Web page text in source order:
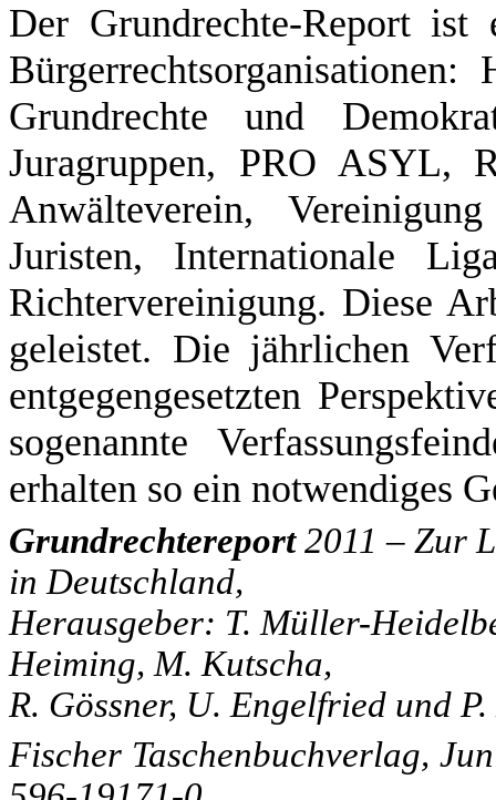
Der Grundrechte-Report ist
Grundrechte und
Juragruppen, PRO ASYL,
Anwälteverein,
Juristen, Internationale
Richtervereinigung. Diese
geleistet. Die jährlichen
entgegengesetzten
sogenannte
erhalten so ein notwendiges
Grundrechtereport2011 – Zur
in Deutschland,
Herausgeber: T. Müller-
Heiming, M. Kutscha,
R. Gössner, U. Engelfried und P.
Fischer Taschenbuchverlag,